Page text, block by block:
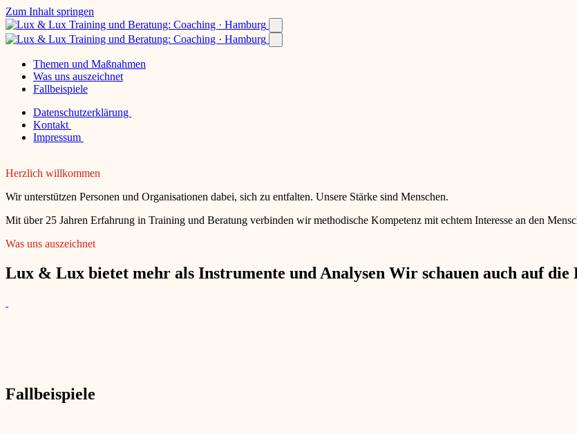
Zum Inhalt springen
Themen und Maßnahmen
Was uns auszeichnet
Fallbeispiele
Datenschutzerklärung
Kontakt
Impressum
Herzlich willkommen
Wir unterstützen Personen und Organisationen dabei, sich zu entfalten. Unsere Stärke sind Menschen.
Mit über 25 Jahren Erfahrung in Training und Beratung verbinden wir methodische Kompetenz mit echtem Interesse an den
Was uns auszeichnet
Lux & Lux bietet mehr als Instrumente und Analysen Wir schauen auch auf die
Fallbeispiele